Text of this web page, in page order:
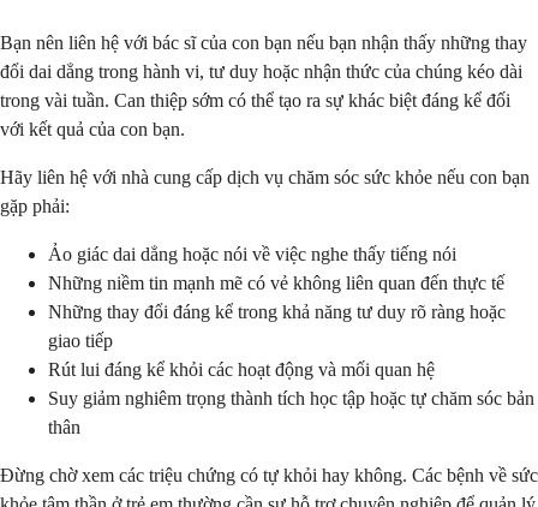
Bạn nên liên hệ với bác sĩ của con bạn nếu bạn nhận thấy những thay
đổi dai dẳng trong hành vi, tư duy hoặc nhận thức của chúng kéo dài
trong vài tuần. Can thiệp sớm có thể tạo ra sự khác biệt đáng kể đối
với kết quả của con bạn.
Hãy liên hệ với nhà cung cấp dịch vụ chăm sóc sức khỏe nếu con bạn
gặp phải:
Ảo giác dai dẳng hoặc nói về việc nghe thấy tiếng nói
Những niềm tin mạnh mẽ có vẻ không liên quan đến thực tế
Những thay đổi đáng kể trong khả năng tư duy rõ ràng hoặc
giao tiếp
Rút lui đáng kể khỏi các hoạt động và mối quan hệ
Suy giảm nghiêm trọng thành tích học tập hoặc tự chăm sóc bản
thân
Đừng chờ xem các triệu chứng có tự khỏi hay không. Các bệnh về sức